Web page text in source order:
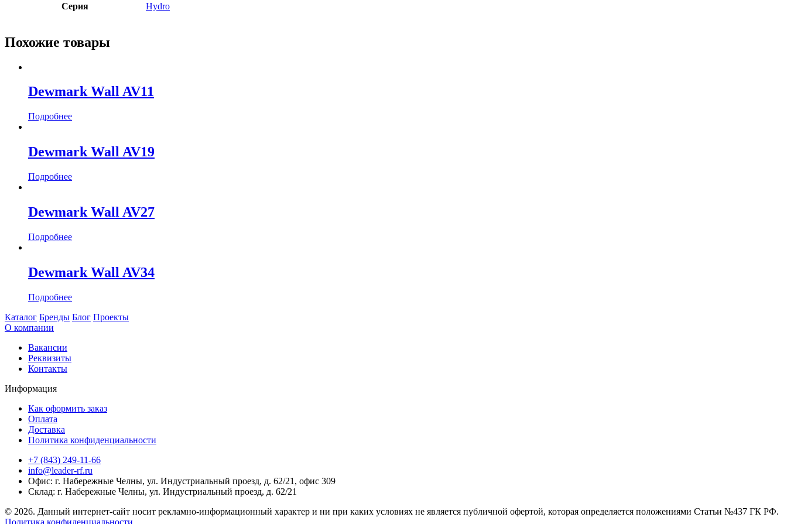
Серия Hydro
Похожие товары
Dewmark Wall AV11
Подробнее
Dewmark Wall AV19
Подробнее
Dewmark Wall AV27
Подробнее
Dewmark Wall AV34
Подробнее
Каталог Бренды Блог Проекты
О компании
Вакансии
Реквизиты
Контакты
Информация
Как оформить заказ
Оплата
Доставка
Политика конфиденциальности
+7 (843) 249-11-66
info@leader-rf.ru
Офис: г. Набережные Челны, ул. Индустриальный проезд, д. 62/21, офис 309
Склад: г. Набережные Челны, ул. Индустриальный проезд, д. 62/21
© 2026. Данный интернет-сайт носит рекламно-информационный характер и ни при каких условиях не является публичной офертой, которая определяется положениями Статьи №437 ГК РФ.
Политика конфиденциальности